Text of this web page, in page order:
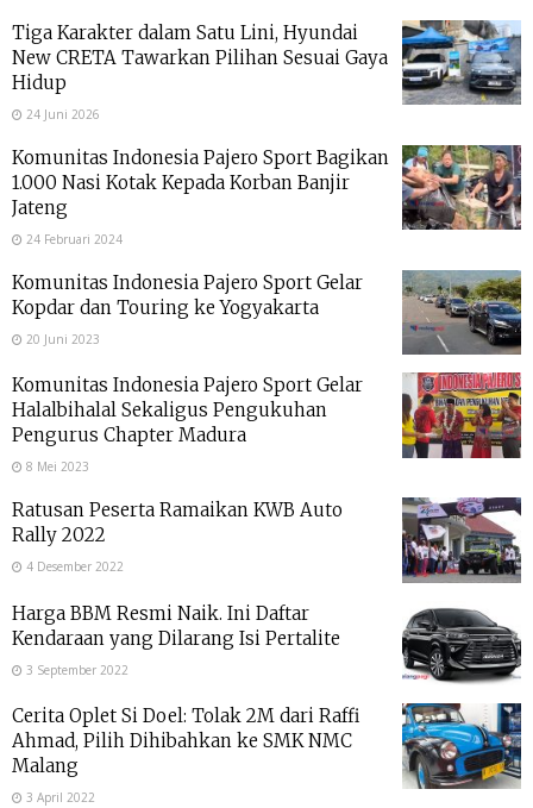
Tiga Karakter dalam Satu Lini, Hyundai
New CRETA Tawarkan Pilihan Sesuai Gaya
Hidup
24 Juni 2026
Komunitas Indonesia Pajero Sport Bagikan
1.000 Nasi Kotak Kepada Korban Banjir
Jateng
24 Februari 2024
Komunitas Indonesia Pajero Sport Gelar
Kopdar dan Touring ke Yogyakarta
20 Juni 2023
Komunitas Indonesia Pajero Sport Gelar
Halalbihalal Sekaligus Pengukuhan
Pengurus Chapter Madura
8 Mei 2023
Ratusan Peserta Ramaikan KWB Auto
Rally 2022
4 Desember 2022
Harga BBM Resmi Naik. Ini Daftar
Kendaraan yang Dilarang Isi Pertalite
3 September 2022
Cerita Oplet Si Doel: Tolak 2M dari Raffi
Ahmad, Pilih Dihibahkan ke SMK NMC
Malang
3 April 2022